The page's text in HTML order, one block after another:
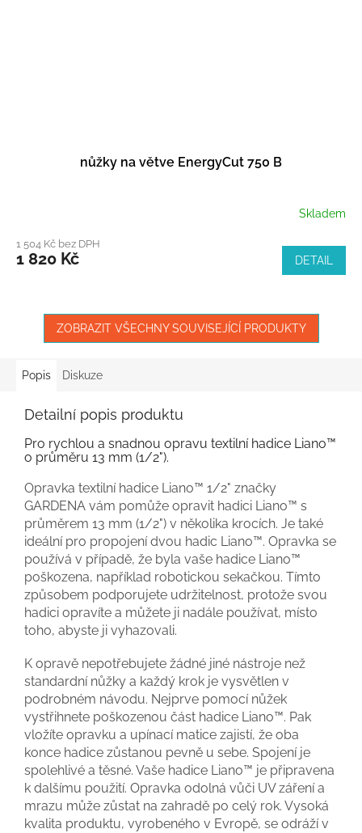
nůžky na větve EnergyCut 750 B
Skladem
1 504 Kč bez DPH
1 820 Kč DETAIL
ZOBRAZIT VŠECHNY SOUVISEJÍCÍ PRODUKTY
Popis Diskuze
Detailní popis produktu
Pro rychlou a snadnou opravu textilní hadice Liano™
o průměru 13 mm (1/2").
Opravka textilní hadice Liano™ 1/2" značky
GARDENA vám pomůže opravit hadici Liano™ s
průměrem 13 mm (1/2") v několika krocích. Je také
ideální pro propojení dvou hadic Liano™. Opravka se
používá v případě, že byla vaše hadice Liano™
poškozena, například robotickou sekačkou. Tímto
způsobem podporujete udržitelnost, protože svou
hadici opravíte a můžete ji nadále používat, místo
toho, abyste ji vyhazovali.
K opravě nepotřebujete žádné jiné nástroje než
standardní nůžky a každý krok je vysvětlen v
podrobném návodu. Nejprve pomocí nůžek
vystřihnete poškozenou část hadice Liano™. Pak
vložíte opravku a upínací matice zajistí, že oba
konce hadice zůstanou pevně u sebe. Spojení je
spolehlivé a těsné. Vaše hadice Liano™ je připravena
k dalšímu použití. Opravka odolná vůči UV záření a
mrazu může zůstat na zahradě po celý rok. Vysoká
kvalita produktu, vyrobeného v Evropě, se odráží v